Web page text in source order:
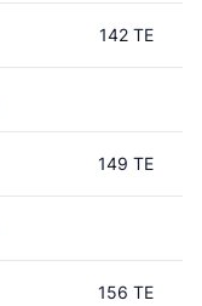
142 TE
149 TE
156 TE